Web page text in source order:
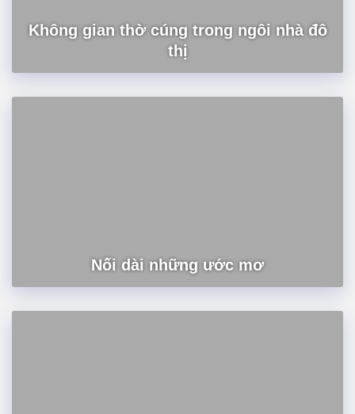
Không gian thờ cúng trong ngôi nhà đô
thị
Nối dài những ước mơ